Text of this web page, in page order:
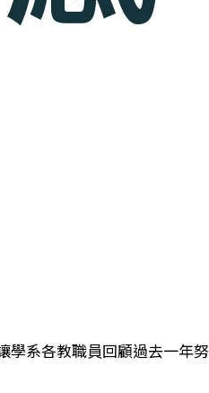
學系各教職員回顧過去一年努